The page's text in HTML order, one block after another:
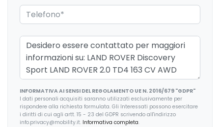
Dispositivo per frenata di emergenza
Doppia presa usb anteriore
Driver condition monitor
Dynamic stability control (dsc)
Esclusione funzione terza fila sedili
Fari a led
Fari automatici
INFORMATIVA AI SENSI DEL REGOLAMENTO UE N. 2016/679 "GDPR"
I dati personali acquisiti saranno utilizzati esclusivamente per
rispondere alla richiesta formulata. Gli Interessati possono esercitare
i diritti di cui agli artt. 15 - 23 del GDPR scrivendo all'indirizzo
info.privacy@mobility.it. Informativa completa.